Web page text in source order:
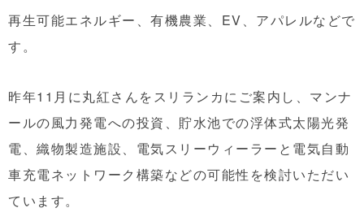
再生可能エネルギー、有機農業、EV、アパレルなどで
す。
昨年11月に丸紅さんをスリランカにご案内し、マンナ
ールの風力発電への投資、貯水池での浮体式太陽光発
電、織物製造施設、電気スリーウィーラーと電気自動
車充電ネットワーク構築などの可能性を検討いただい
ています。